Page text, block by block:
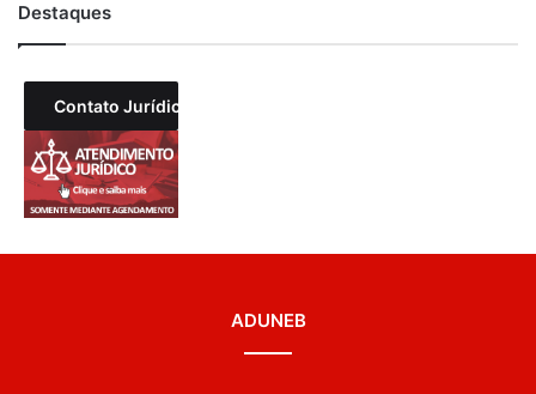
Destaques
Contato Jurídico
ADUNEB